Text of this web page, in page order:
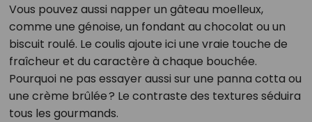
Vous pouvez aussi napper un gâteau moelleux,
comme une génoise, un fondant au chocolat ou un
biscuit roulé. Le coulis ajoute ici une vraie touche de
fraîcheur et du caractère à chaque bouchée.
Pourquoi ne pas essayer aussi sur une panna cotta ou
une crème brûlée ? Le contraste des textures séduira
tous les gourmands.